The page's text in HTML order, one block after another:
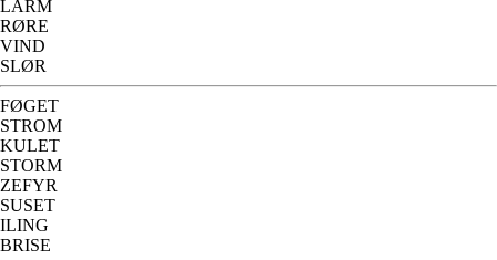
LARM
RØRE
VIND
SLØR
FØGET
STROM
KULET
STORM
ZEFYR
SUSET
ILING
BRISE